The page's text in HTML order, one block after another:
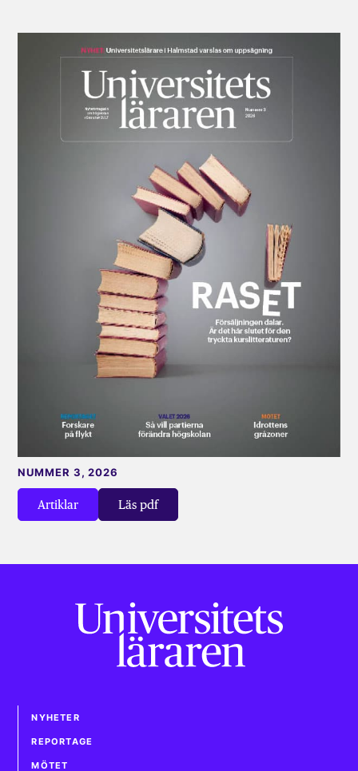
Artiklar Läs pdf
NUMMER 3, 2026
NYHETER
REPORTAGE
MÖTET